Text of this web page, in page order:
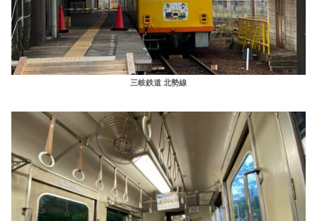
三岐鉄道 北勢線